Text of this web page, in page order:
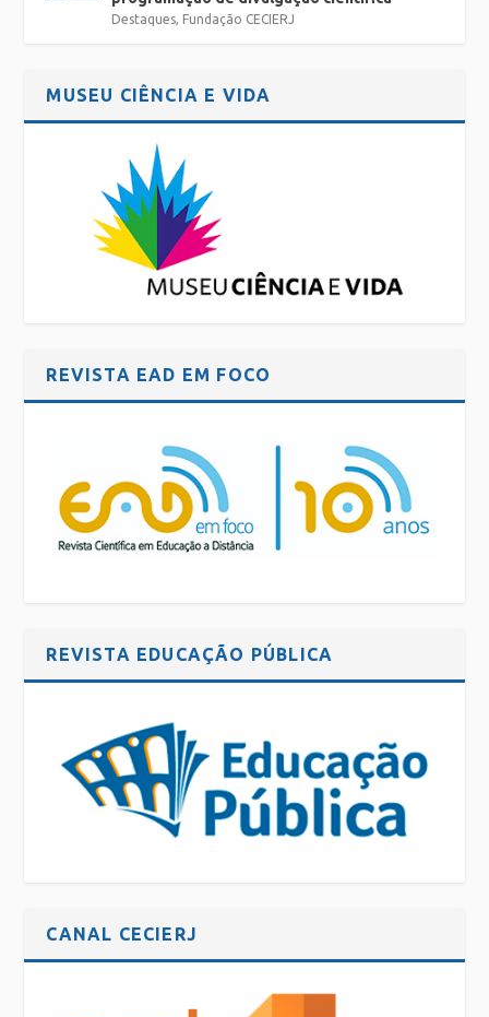
Destaques, Fundação CECIERJ
MUSEU CIÊNCIA E VIDA
REVISTA EAD EM FOCO
REVISTA EDUCAÇÃO PÚBLICA
CANAL CECIERJ